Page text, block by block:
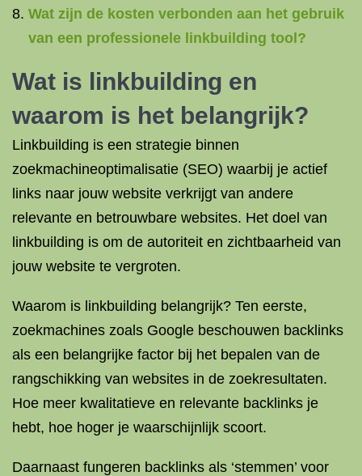
Wat zijn de kosten verbonden aan het gebruik
van een professionele linkbuilding tool?
Wat is linkbuilding en
waarom is het belangrijk?
Linkbuilding is een strategie binnen
zoekmachineoptimalisatie (SEO) waarbij je actief
links naar jouw website verkrijgt van andere
relevante en betrouwbare websites. Het doel van
linkbuilding is om de autoriteit en zichtbaarheid van
jouw website te vergroten.
Waarom is linkbuilding belangrijk? Ten eerste,
zoekmachines zoals Google beschouwen backlinks
als een belangrijke factor bij het bepalen van de
rangschikking van websites in de zoekresultaten.
Hoe meer kwalitatieve en relevante backlinks je
hebt, hoe hoger je waarschijnlijk scoort.
Daarnaast fungeren backlinks als ‘stemmen’ voor